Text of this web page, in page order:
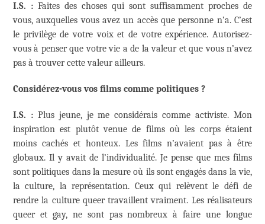
I.S. : Faites des choses qui sont suffisamment proches de
vous, auxquelles vous avez un accès que personne n’a. C’est
le privilège de votre voix et de votre expérience. Autorisez-
vous à penser que votre vie a de la valeur et que vous n’avez
pas à trouver cette valeur ailleurs.
Considérez-vous vos films comme politiques ?
I.S. :Plus jeune, je me considérais comme activiste. Mon
inspiration est plutôt venue de films où les corps étaient
moins cachés et honteux. Les films n’avaient pas à être
globaux. Il y avait de l’individualité. Je pense que mes films
sont politiques dans la mesure où ils sont engagés dans la vie,
la culture, la représentation. Ceux qui relèvent le défi de
rendre la culture queer travaillent vraiment. Les réalisateurs
queer et gay, ne sont pas nombreux à faire une longue